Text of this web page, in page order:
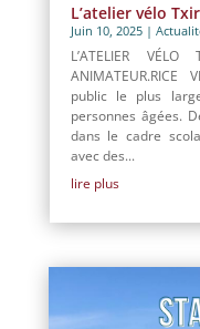
L’atelier vélo
Juin 10, 2025|
L’ATELIER VÉLO
ANIMATEUR.RICE
public le plus
personnes âgées.
dans le cadre
avec des...
lire plus